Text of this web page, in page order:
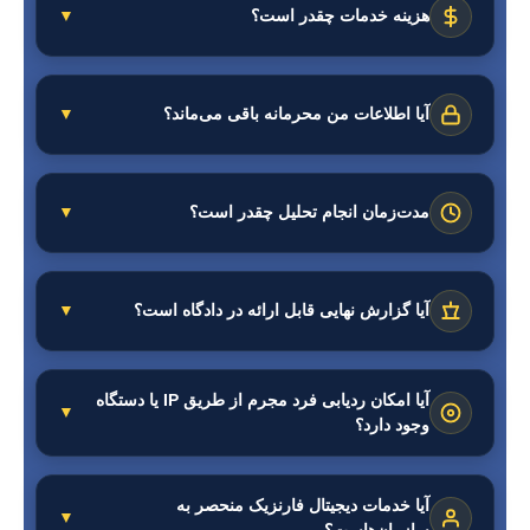
هرچقدر زودتر اقدام کنید، احتمال موفقیت بیشتر است!
هزینه خدمات چقدر است؟ ▼
پیچیدگی تحلیل متغیر است. البته بررسی اولیه کاملاً
رایگان انجام می‌شود.
آیا اطلاعات من محرمانه باقی می‌ماند؟ ▼
محرمانگی امضا می‌کنیم و اطلاعات شما به‌هیچ‌وجه افشا
نخواهد شد.
مدت‌زمان انجام تحلیل چقدر است؟ ▼
زمان نیاز دارد.
آیا گزارش نهایی قابل ارائه در دادگاه است؟ ▼
کاملاً قابل ارائه در دادگاه یا پلیس فتا است.
آیا امکان ردیابی فرد مجرم از طریق IP یا دستگاه
وجود دارد؟
▼
IP) وجود داشته باشد، قابل ردیابی است.
آیا خدمات دیجیتال فارنزیک منحصر به
▼